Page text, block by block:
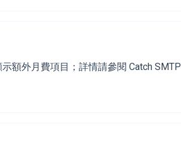
額外月費項目；詳情請參閱 Catch SMTP